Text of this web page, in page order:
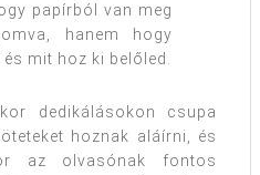
papírból van meg
hanem hogy
mit hoz ki belőled.
dedikálásokon csupa
hoznak aláírni, és
az olvasónak fontos